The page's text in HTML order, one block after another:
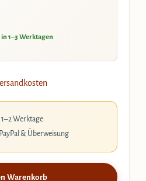
1–3 Werktagen
1–2 Werktage
& Überweisung
Warenkorb